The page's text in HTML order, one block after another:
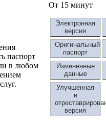
От 15 минут
паспорт
в любом
Электронная
версия
Оригинальный
паспорт
Измененные
данные
Улучшенная
и
версия